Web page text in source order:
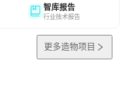
智库报告
行业技术报告
更多造物项目